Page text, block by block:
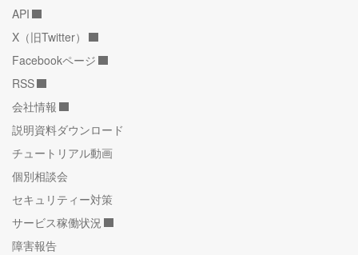
API
X（旧Twitter）
Facebookページ
RSS
会社情報
説明資料ダウンロード
チュートリアル動画
個別相談会
セキュリティー対策
サービス稼働状況
障害報告